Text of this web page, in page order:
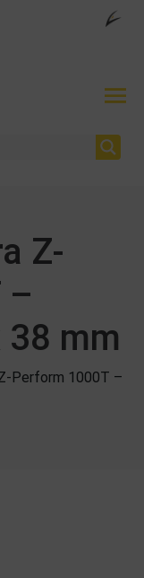
Z-
–
mm
Perform 1000T –